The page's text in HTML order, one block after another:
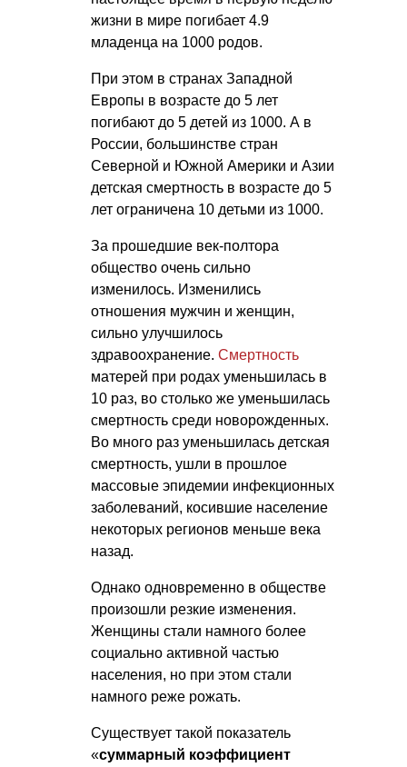
жизни в мире погибает 4.9
младенца на 1000 родов.
При этом в странах Западной
Европы в возрасте до 5 лет
погибают до 5 детей из 1000. А в
России, большинстве стран
Северной и Южной Америки и Азии
детская смертность в возрасте до 5
лет ограничена 10 детьми из 1000.
За прошедшие век-полтора
общество очень сильно
изменилось. Изменились
отношения мужчин и женщин,
сильно улучшилось
здравоохранение. Смертность
матерей при родах уменьшилась в
10 раз, во столько же уменьшилась
смертность среди новорожденных.
Во много раз уменьшилась детская
смертность, ушли в прошлое
массовые эпидемии инфекционных
заболеваний, косившие население
некоторых регионов меньше века
назад.
Однако одновременно в обществе
произошли резкие изменения.
Женщины стали намного более
социально активной частью
населения, но при этом стали
намного реже рожать.
Существует такой показатель
«суммарный коэффициент